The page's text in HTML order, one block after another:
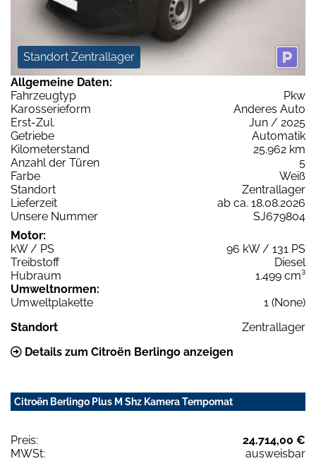
Standort Zentrallager
Allgemeine Daten:
Fahrzeugtyp
Pkw
Karosserieform
Anderes Auto
Erst-Zul.
Jun / 2025
Getriebe
Automatik
Kilometerstand
25.962 km
Anzahl der Türen
5
Farbe
Weiß
Standort
Zentrallager
Lieferzeit
ab ca. 18.08.2026
Unsere Nummer
SJ679804
Motor:
kW / PS
96 kW / 131 PS
Treibstoff
Diesel
Hubraum
1.499 cm³
Umweltnormen:
Umweltplakette
1 (None)
Standort
Zentrallager
Details zum Citroën Berlingo anzeigen
Citroën Berlingo Plus M Shz Kamera Tempomat
Preis:
24.714,00 €
MWSt:
ausweisbar